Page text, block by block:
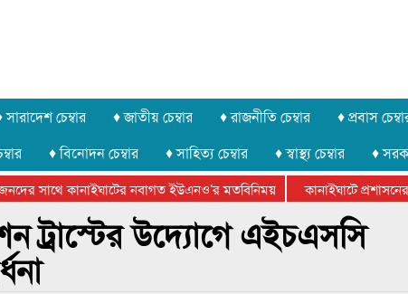
সারাদেশ চেম্বার ♦ জাতীয় চেম্বার ♦ রাজনীতি চেম্বার ♦ প্রবাস
♦ বিনোদন চেম্বার ♦ সাহিত্য চেম্বার ♦ স্বাস্থ্য চেম্বার ♦
সাথে কানাইঘাটের নবাগত ইউএনও’র মতবিনিময় কানাইঘাটে
বিভাগীয় অভিনয় কর্মশালা সম্পন্ন
ট্রাস্টের উদ্যোগে এইচএসসি